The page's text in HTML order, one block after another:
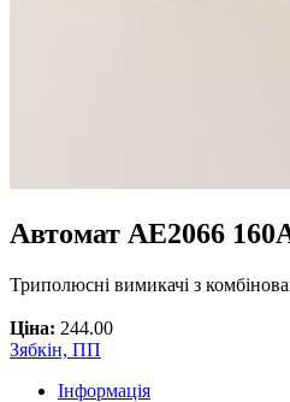
Автомат АЕ2066
Триполюсні вимикачі з
Ціна: 244.00
Зябкін, ПП
Інформація